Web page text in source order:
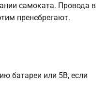
самоката. Провода в
пренебрегают.
батареи или 5В, если